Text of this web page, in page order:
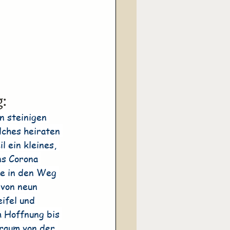
steinigen
heiraten
ein kleines,
Corona
in den Weg
neun
und
Hoffnung bis